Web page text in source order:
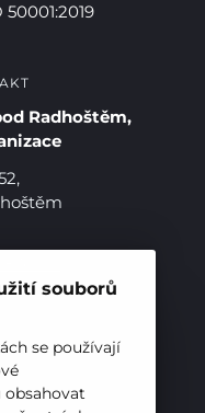
souborů
se používají
Radhoštěm,